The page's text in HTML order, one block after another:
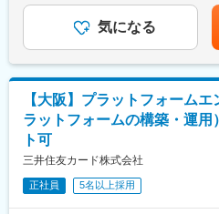
りの「本ポジション」が対等
げる面白さを経験できる
変更の範囲：変更なし※就業
ことがある
-バックエンド：Java, Spring
-フロントエンド：TypeScript,
-CI/CD：GitHub Actions, Argo
-開発ツール：GitHub, Visual
SonarQube 等
Proを貸与
■本ポジションの魅力：
給与補足＞・賞与：年1回（6
労働の有無に関わらず30時間
を超えた時間外労働について
者に該当する場合は、固定時
でも目安の金額であり、選考
す。月給(月額)は固定手当を含
気になる
【大阪】プラットフォーム
ラットフォームの構築・運
ト可
三井住友カード株式会社
正社員 5名以上採用